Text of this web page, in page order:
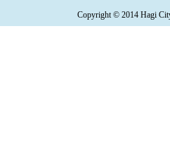
Copyright © 2014 Hagi